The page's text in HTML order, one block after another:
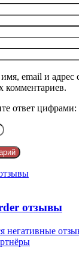
email и адрес
комментариев.
ответ цифрами:
отзывы
негативные